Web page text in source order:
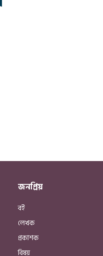
জনপ্রিয়
বই
লেখক
প্রকাশক
বিষয়